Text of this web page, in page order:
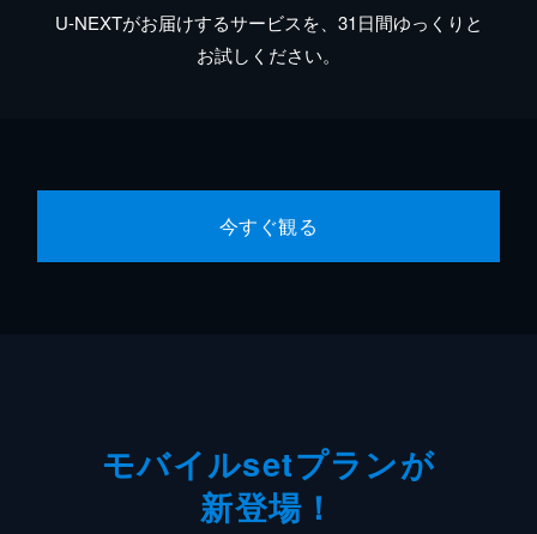
U-NEXTがお届けするサービスを、31日間ゆっくりと
お試しください。
今すぐ観る
モバイルsetプランが
新登場！